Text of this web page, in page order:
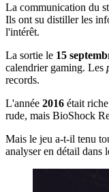
La communication du
Ils ont su distiller les
l'intérêt.
La sortie le 15
calendrier gaming. Les
records.
L'année 2016 était
rude, mais BioShock
Mais le jeu a-t-il tenu
analyser en détail dans